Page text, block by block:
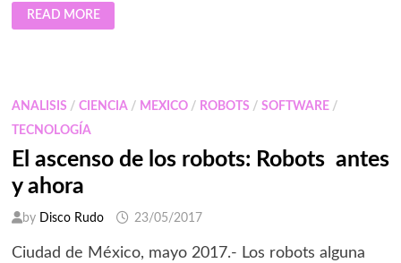
LOS
ROBOTS
DE
A
VISITANTES
COREA
READ MORE
ANALISIS / CIENCIA/ MEXICO/ ROBOTS / SOFTWARE/
TECNOLOGÍA
El ascenso de los robots: Robots antes
y ahora
by Disco Rudo 23/05/2017
Ciudad de México, mayo 2017.- Los robots alguna